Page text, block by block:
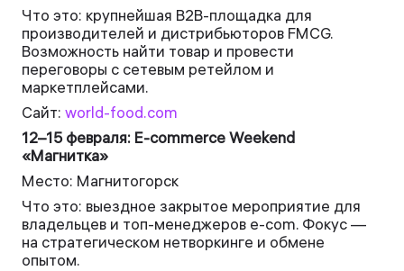
Что это: крупнейшая B2B-площадка для
производителей и дистрибьюторов FMCG.
Возможность найти товар и провести
переговоры с сетевым ретейлом и
маркетплейсами.
Сайт: world-food.com
12–15 февраля: E-commerce Weekend
«Магнитка»
Место: Магнитогорск
Что это: выездное закрытое мероприятие для
владельцев и топ-менеджеров e-com. Фокус —
на стратегическом нетворкинге и обмене
опытом.